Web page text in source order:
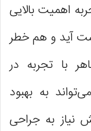
اهمیت بالایی
آید و هم خطر
با تجربه در
به بهبود
نیاز به جراحی